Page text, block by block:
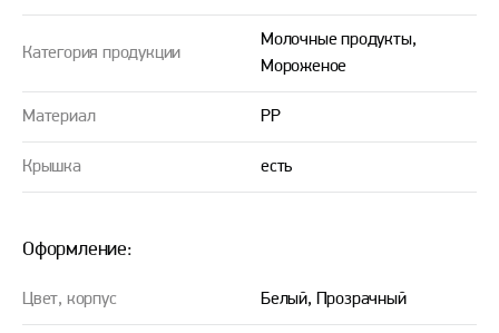
Категория продукции
Молочные продукты,
Мороженое
Материал PP
Крышка есть
Оформление:
Цвет, корпус Белый, Прозрачный